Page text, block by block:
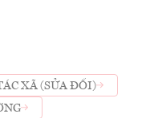
XÃ (SỬA ĐỔI)